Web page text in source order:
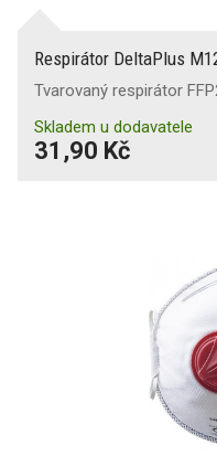
Respirátor DeltaPlus
Tvarovaný respirátor
Skladem u dodavatele
31,90 Kč